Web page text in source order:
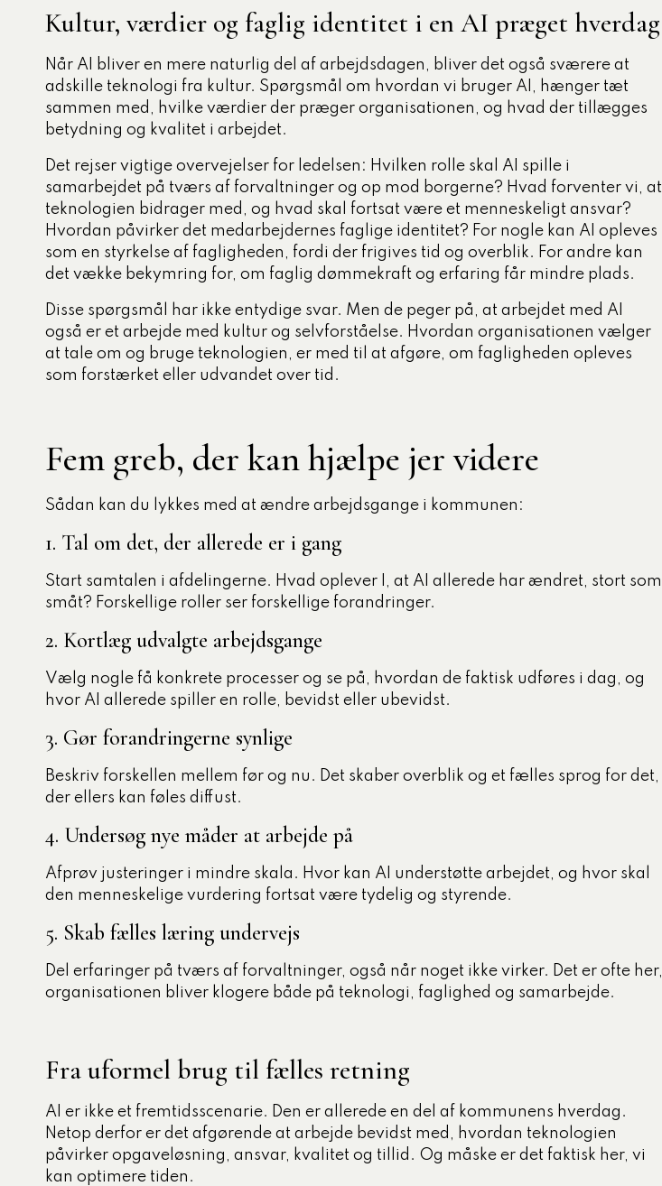
Kultur, værdier og faglig identitet i en AI præget hverdag
Når AI bliver en mere naturlig del af arbejdsdagen, bliver det også sværere at
adskille teknologi fra kultur. Spørgsmål om hvordan vi bruger AI, hænger tæt
sammen med, hvilke værdier der præger organisationen, og hvad der tillægges
betydning og kvalitet i arbejdet.
Det rejser vigtige overvejelser for ledelsen: Hvilken rolle skal AI spille i
samarbejdet på tværs af forvaltninger og op mod borgerne? Hvad forventer vi, at
teknologien bidrager med, og hvad skal fortsat være et menneskeligt ansvar?
Hvordan påvirker det medarbejdernes faglige identitet? For nogle kan AI opleves
som en styrkelse af fagligheden, fordi der frigives tid og overblik. For andre kan
det vække bekymring for, om faglig dømmekraft og erfaring får mindre plads.
Disse spørgsmål har ikke entydige svar. Men de peger på, at arbejdet med AI
også er et arbejde med kultur og selvforståelse. Hvordan organisationen vælger
at tale om og bruge teknologien, er med til at afgøre, om fagligheden opleves
som forstærket eller udvandet over tid.
Fem greb, der kan hjælpe jer videre
Sådan kan du lykkes med at ændre arbejdsgange i kommunen:
1. Tal om det, der allerede er i gang
Start samtalen i afdelingerne. Hvad oplever I, at AI allerede har ændret, stort som
småt? Forskellige roller ser forskellige forandringer.
2. Kortlæg udvalgte arbejdsgange
Vælg nogle få konkrete processer og se på, hvordan de faktisk udføres i dag, og
hvor AI allerede spiller en rolle, bevidst eller ubevidst.
3. Gør forandringerne synlige
Beskriv forskellen mellem før og nu. Det skaber overblik og et fælles sprog for det,
der ellers kan føles diffust.
4. Undersøg nye måder at arbejde på
Afprøv justeringer i mindre skala. Hvor kan AI understøtte arbejdet, og hvor skal
den menneskelige vurdering fortsat være tydelig og styrende.
5. Skab fælles læring undervejs
Del erfaringer på tværs af forvaltninger, også når noget ikke virker. Det er ofte her,
organisationen bliver klogere både på teknologi, faglighed og samarbejde.
Fra uformel brug til fælles retning
AI er ikke et fremtidsscenarie. Den er allerede en del af kommunens hverdag.
Netop derfor er det afgørende at arbejde bevidst med, hvordan teknologien
påvirker opgaveløsning, ansvar, kvalitet og tillid. Og måske er det faktisk her, vi
kan optimere tiden.